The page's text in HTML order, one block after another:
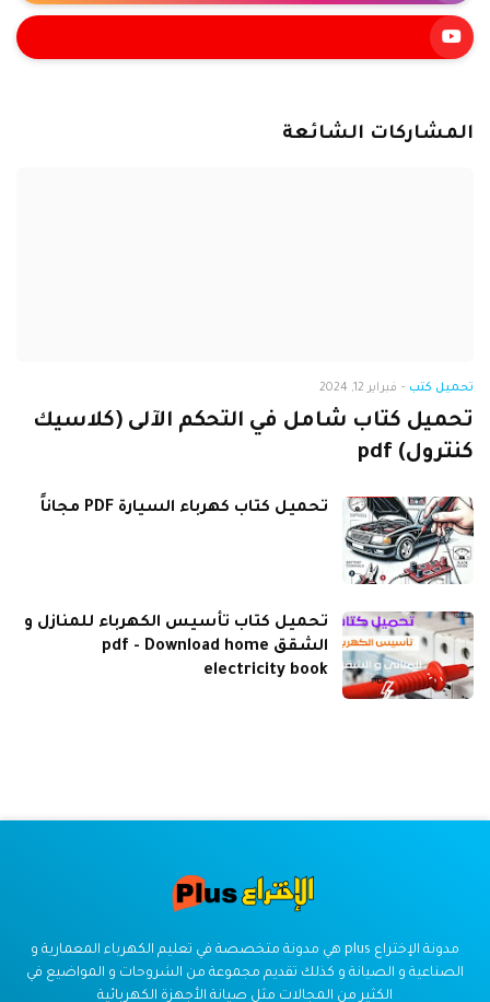
المشاركات الشائعة
تحميل كتب - فبراير 12, 2024
تحميل كتاب شامل في التحكم الآلى (كلاسيك
كنترول) pdf
تحميل كتاب كهرباء السيارة PDF مجاناً
تحميل كتاب تأسيس الكهرباء للمنازل و
الشقق pdf - Download home
electricity book
مدونة الإختراع plus هي مدونة متخصصة في تعليم الكهرباء المعمارية و
الصناعية و الصيانة و كذلك تقديم مجموعة من الشروحات و المواضيع في
الكثير من المجالات مثل صيانة الأجهزة الكهربائية